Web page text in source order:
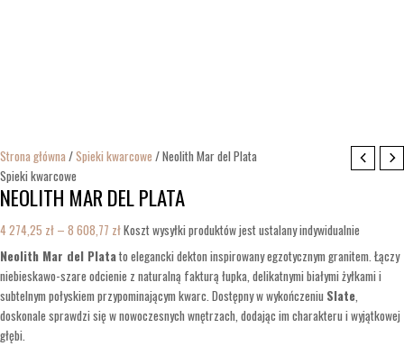
Strona główna/Spieki kwarcowe / Neolith Mar del Plata
Spieki kwarcowe
NEOLITH MAR DEL PLATA
4 274,25 zł – 8 608,77 złKoszt wysyłki produktów jest ustalany indywidualnie
Neolith Mar del Platato elegancki dekton inspirowany egzotycznym granitem. Łączy
niebieskawo-szare odcienie z naturalną fakturą łupka, delikatnymi białymi żyłkami i
subtelnym połyskiem przypominającym kwarc. Dostępny w wykończeniu Slate,
doskonale sprawdzi się w nowoczesnych wnętrzach, dodając im charakteru i wyjątkowej
głębi.